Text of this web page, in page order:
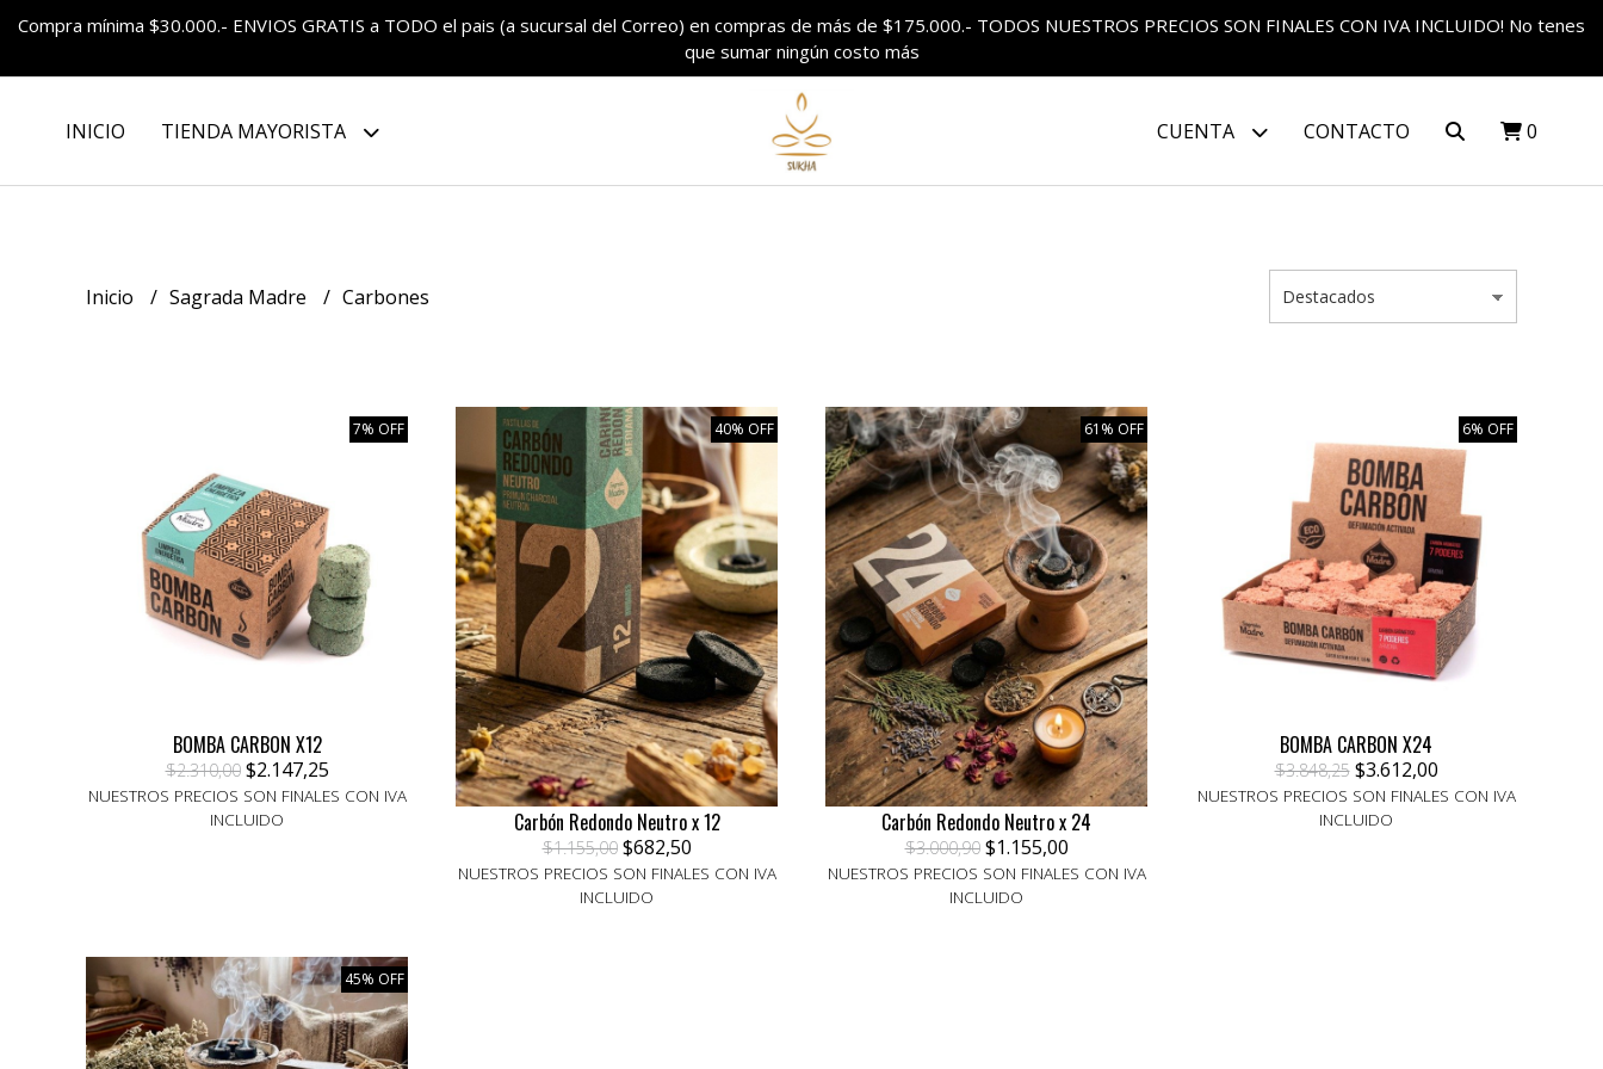
Compra mínima $30.000.- ENVIOS GRATIS a TODO el pais (a sucursal del Correo) en compras de más de $175.000.- TODOS NUESTROS PRECIOS SON FINALES CON IVA INCLUIDO! No tenes
que sumar ningún costo más
INICIO TIENDA MAYORISTA CUENTA CONTACTO 0
Inicio Sagrada Madre Carbones
7% OFF
BOMBA CARBON X12
$2.310,00$2.147,25
NUESTROS PRECIOS SON FINALES CON IVA
INCLUIDO
40% OFF
Carbón Redondo Neutro x 12
$1.155,00$682,50
NUESTROS PRECIOS SON FINALES CON IVA
INCLUIDO
61% OFF
Carbón Redondo Neutro x 24
$3.000,90$1.155,00
NUESTROS PRECIOS SON FINALES CON IVA
INCLUIDO
6% OFF
BOMBA CARBON X24
$3.848,25$3.612,00
NUESTROS PRECIOS SON FINALES CON IVA
INCLUIDO
45% OFF